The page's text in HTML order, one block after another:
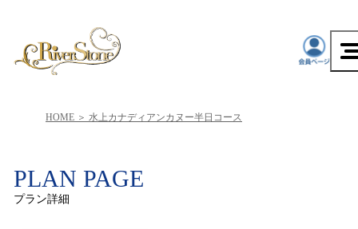
HOME 水上カナディアンカヌー半日コース
PLAN PAGE
プラン詳細